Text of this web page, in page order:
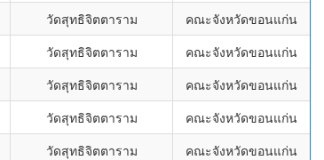
วัดสุทธิจิตตาราม
คณะจังหวัดขอนแก่น
วัดสุทธิจิตตาราม
คณะจังหวัดขอนแก่น
วัดสุทธิจิตตาราม
คณะจังหวัดขอนแก่น
วัดสุทธิจิตตาราม
คณะจังหวัดขอนแก่น
วัดสุทธิจิตตาราม
คณะจังหวัดขอนแก่น